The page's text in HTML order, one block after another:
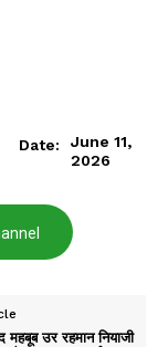
Date:
June 11,
2026
उर रहमान नियाजी